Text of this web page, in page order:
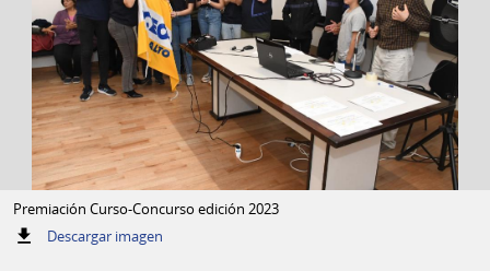
Premiación Curso-Concurso edición 2023
Descargar imagen: